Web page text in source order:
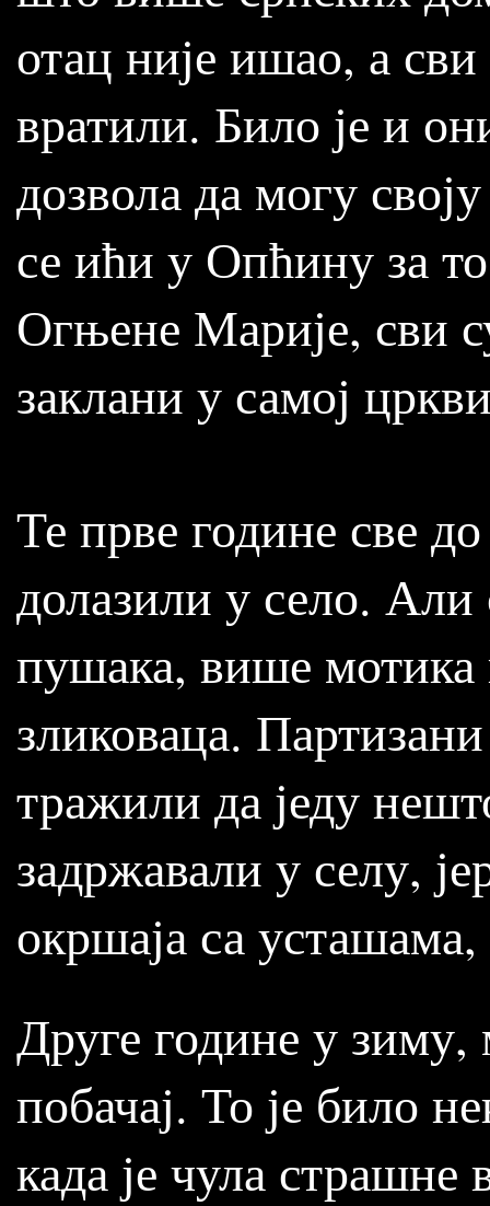
отац није ишао, а
вратили. Било је и
дозвола да могу
се ићи у Опћину за
Огњене Марије, сви
заклани у самој
Те прве године све
долазили у село.
пушака, више мотика
зликоваца.
тражили да једу
задржавали у селу,
окршаја са
Друге године у зиму,
побачај. То је било
када је чула